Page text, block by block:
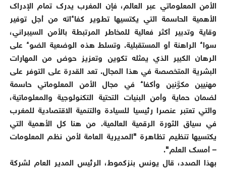
الأمن المعلوماتي عبر العالم، فإن المغرب يدرك تمام الإدراك
الأهمية الحاسمة التي يكتسيها تطوير كفاءاته من أجل توفير
وقاية وتدبير أكثر فعالية للمخاطر المرتبطة بالأمن السيبراني،
سواء الراهنة أو المستقبلية. وتسلط هذه الوضعية الضوء على
الرهان الكبير الذي يمثله تكوين وتعزيز حوض من المهارات
البشرية المتخصصة في هذا المجال. تعد القدرة على التوفر على
مهنيين مكوَّنين وأكفاء في مجال الأمن المعلوماتي حاسمة
لضمان حماية وأمن البنيات التحتية التكنولوجية والمعلوماتية،
والتي تعتبر عنصرا رئيسيا للسيادة والتنمية الاقتصادية للمغرب
في سياق الثورة الرقمية العالمية. من هنا كل الأهمية التي
يكتسيها تنظيم تظاهرة "المديرية العامة لأمن نظم المعلومات
– أمسك العلم".
بهذا الصدد، قال يونس بنزكموط، الرئيس المدير العام لشركة